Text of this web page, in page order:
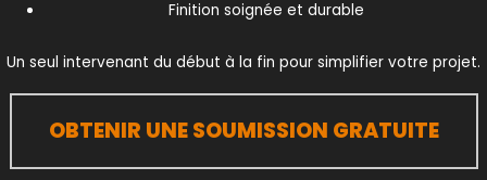
Finition soignée et durable
Un seul intervenant du début à la fin pour simplifier votre projet.
OBTENIR UNE SOUMISSION GRATUITE